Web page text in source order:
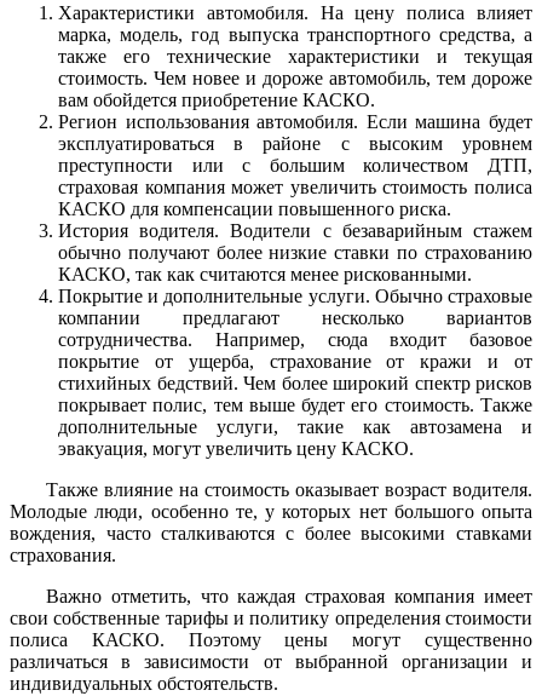
Характеристики автомобиля. На цену полиса влияет
марка, модель, год выпуска транспортного средства, а
также его технические характеристики и текущая
стоимость. Чем новее и дороже автомобиль, тем дороже
вам обойдется приобретение КАСКО.
Регион использования автомобиля. Если машина будет
эксплуатироваться в районе с высоким уровнем
преступности или с большим количеством ДТП,
страховая компания может увеличить стоимость полиса
КАСКО для компенсации повышенного риска.
История водителя. Водители с безаварийным стажем
обычно получают более низкие ставки по страхованию
КАСКО, так как считаются менее рискованными.
Покрытие и дополнительные услуги. Обычно страховые
компании предлагают несколько вариантов
сотрудничества. Например, сюда входит базовое
покрытие от ущерба, страхование от кражи и от
стихийных бедствий. Чем более широкий спектр рисков
покрывает полис, тем выше будет его стоимость. Также
дополнительные услуги, такие как автозамена и
эвакуация, могут увеличить цену КАСКО.
Также влияние на стоимость оказывает возраст водителя.
Молодые люди, особенно те, у которых нет большого опыта
вождения, часто сталкиваются с более высокими ставками
страхования.
Важно отметить, что каждая страховая компания имеет
свои собственные тарифы и политику определения стоимости
полиса КАСКО. Поэтому цены могут существенно
различаться в зависимости от выбранной организации и
индивидуальных обстоятельств.